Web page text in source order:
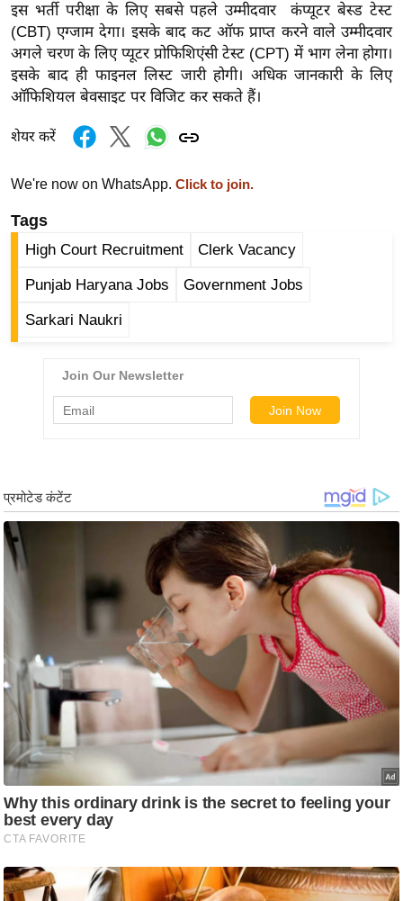
त
ऑ
टो
व
न्यू
ब्री
नो
रं
न
ड
हॉ
ली
वु
स
मी
क्षा
B
r
e
a
k
i
n
इस भर्ती परीक्षा के लिए सबसे पहले उम्मीदवार कंप्यूटर बेस्ड टेस्ट
(CBT) एग्जाम देगा। इसके बाद कट ऑफ प्राप्त करने वाले उम्मीदवार
अगले चरण के लिए प्यूटर प्रोफिशिएंसी टेस्ट (CPT) में भाग लेना होगा।
इसके बाद ही फाइनल लिस्ट जारी होगी। अधिक जानकारी के लिए
ऑफिशियल बेवसाइट पर विजिट कर सकते हैं।
शेयर करें
We're now on WhatsApp. Click to join.
Tags
High Court Recruitment Clerk Vacancy
Punjab Haryana Jobs Government Jobs
Sarkari Naukri